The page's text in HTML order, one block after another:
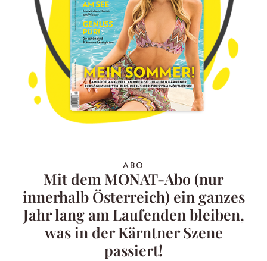
ABO
Mit dem MONAT-Abo (nur
innerhalb Österreich) ein ganzes
Jahr lang am Laufenden bleiben,
was in der Kärntner Szene
passiert!